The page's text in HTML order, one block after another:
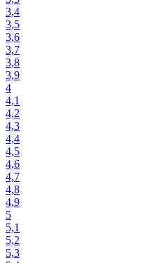
3,4
3,5
3,6
3,7
3,8
3,9
4
4,1
4,2
4,3
4,4
4,5
4,6
4,7
4,8
4,9
5
5,1
5,2
5,3